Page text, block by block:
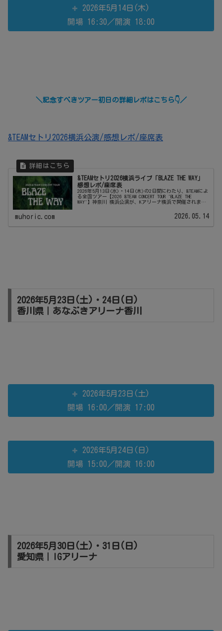
2026年5月14日(木)
開場 16:30／開演 18:00
＼記念すべきツアー初日の詳細レポはこちら👇／
&TEAMセトリ2026横浜公演/感想レポ/座席表
&TEAMセトリ2026横浜ライブ「BLAZE THE WAY」
感想レポ/座席表
2026年5月13日(水)・14日(木)の2日間にわたり、&TEAMによ
る全国ツアー【2026 &TEAM CONCERT TOUR 'BLAZE THE
WAY'】神奈川 横浜公演が、Kアリーナ横浜で開催されま
muhoric.com 2026.05.14
2026年5月23日(土)・24日(日)
香川県｜あなぶきアリーナ香川
2026年5月23日(土)
開場 16:00／開演 17:00
2026年5月24日(日)
開場 15:00／開演 16:00
2026年5月30日(土)・31日(日)
愛知県｜IGアリーナ